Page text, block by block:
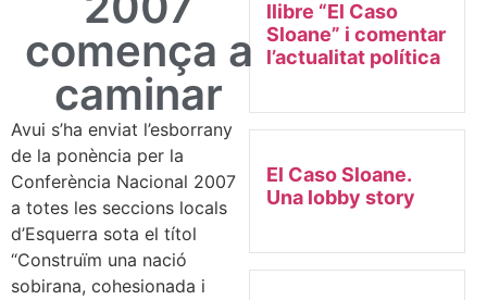
comença a
caminar
Avui s’ha enviat l’esborrany
de la ponència per la
Conferència Nacional 2007
a totes les seccions locals
d’Esquerra sota el títol
“Construïm una nació
sobirana, cohesionada i
llibre “El Caso
Sloane” i comentar
l’actualitat política
El Caso Sloane.
Una lobby story